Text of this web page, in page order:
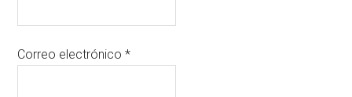
Correo electrónico*